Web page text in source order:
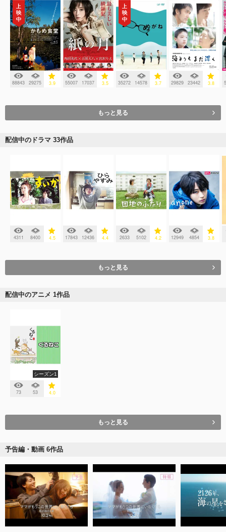
88843 29275 3.9 55007 17037 3.5 35272 14578 3.7 29829 23442 3.8
もっと見る
配信中のドラマ 33作品
4311 8400 4.5 17843 12436 4.4 2633 5102 4.2 12949 4854 3.8
もっと見る
配信中のアニメ 1作品
シーズン1
73 53 4.0
もっと見る
予告編・動画 6作品